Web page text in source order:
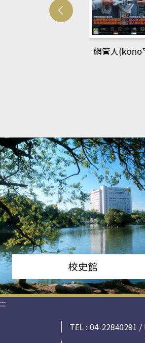
網管人(kono
校史館
:::
TEL : 04-22840291 /